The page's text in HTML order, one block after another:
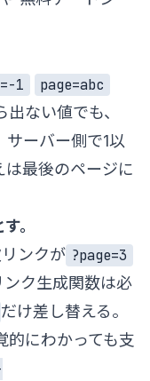
1
page=abc
ない値でも、
ーバー側で1以
は最後のページに
。
ンクが ?page=3
ク生成関数は必
だけ差し替える。
的にわかっても支